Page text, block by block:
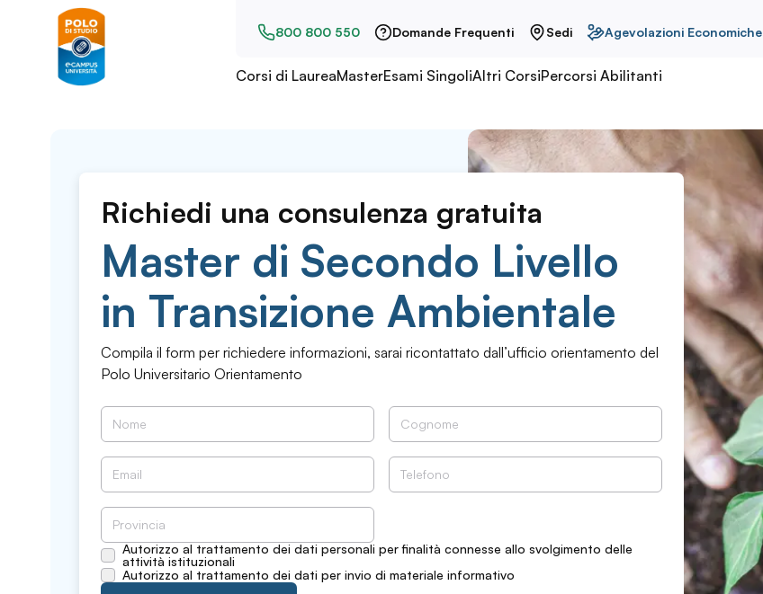
800 800 550 Domande Frequenti Sedi Agevolazioni Economiche
Corsi di LaureaMasterEsami SingoliAltri CorsiPercorsi Abilitanti
Richiedi una consulenza gratuita
Master di Secondo Livello
in Transizione Ambientale
Compila il form per richiedere informazioni, sarai ricontattato dall’ufficio orientamento del
Polo Universitario Orientamento
Autorizzo al trattamento dei dati personali per finalità connesse allo svolgimento delle
attività istituzionali
Autorizzo al trattamento dei dati per invio di materiale informativo